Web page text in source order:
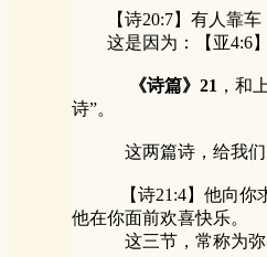
【诗20:7】有人靠车
这是因为：【亚4:6】
《诗篇》21 ，和
诗”。
这两篇诗，给我们的
【诗21:4】他向你求
他在你面前欢喜快乐。
这三节，常称为弥赛